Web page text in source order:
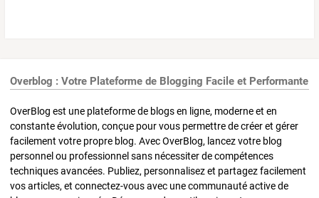
Overblog : Votre Plateforme de Blogging Facile et Performante
OverBlog est une plateforme de blogs en ligne, moderne et en
constante évolution, conçue pour vous permettre de créer et gérer
facilement votre propre blog. Avec OverBlog, lancez votre blog
personnel ou professionnel sans nécessiter de compétences
techniques avancées. Publiez, personnalisez et partagez facilement
vos articles, et connectez-vous avec une communauté active de